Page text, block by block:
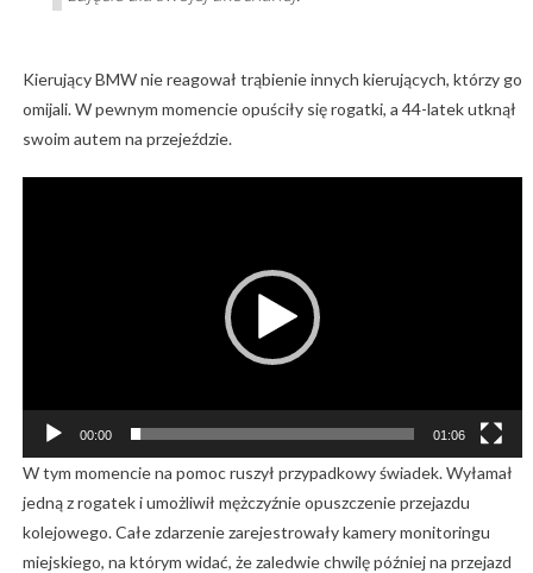
Kierujący BMW nie reagował trąbienie innych kierujących, którzy go
omijali. W pewnym momencie opuściły się rogatki, a 44-latek utknął
swoim autem na przejeździe.
00:00 01:06
W tym momencie na pomoc ruszył przypadkowy świadek. Wyłamał
jedną z rogatek i umożliwił mężczyźnie opuszczenie przejazdu
kolejowego. Całe zdarzenie zarejestrowały kamery monitoringu
miejskiego, na którym widać, że zaledwie chwilę później na przejazd